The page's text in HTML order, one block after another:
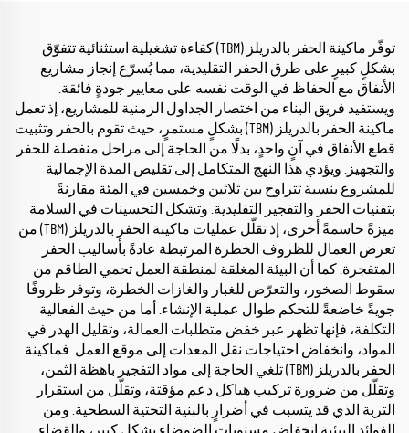
توفّر ماكينة الحفر بالدريلز (TBM) كفاءة تشغيلية استثنائية تتفوّق
بشكلٍ كبيرٍ على طرق الحفر التقليدية، مما يُسرّع إنجاز مشاريع
الأنفاق مع الحفاظ في الوقت نفسه على معايير جودةٍ فائقة.
ويستفيد فريق البناء من اختصار الجداول الزمنية للمشاريع، إذ تعمل
ماكينة الحفر بالدريلز (TBM) بشكلٍ مستمرٍ، حيث تقوم بالحفر وتثبيت
قطع الأنفاق في آنٍ واحدٍ، بدلًا من الحاجة إلى مراحل منفصلة للحفر
والتجهيز. ويؤدي هذا النهج المتكامل إلى تقليص المدة الإجمالية
للمشروع بنسبة تتراوح بين ثلاثين وخمسين في المئة مقارنةً
بتقنيات الحفر والتفجير التقليدية. وتشكل التحسينات في السلامة
ميزةً حاسمةً أخرى، إذ تقلّل عمليات ماكينة الحفر بالدريلز (TBM) من
تعرض العمال للظروف الخطرة المرتبطة عادةً بأساليب الحفر
المتفجرة. كما أن البيئة المغلقة لمنطقة العمل تحمي الطاقم من
سقوط الصخور، والتعرّض للغبار والغازات الخطرة، وتوفر ظروفًا
جويةً خاضعةً للتحكم طوال عملية الإنشاء. أما من حيث الفعالية
التكلفة، فإنها تظهر عبر خفض متطلبات العمالة، وتقليل الهدر في
المواد، وانخفاض احتياجات نقل المعدات إلى موقع العمل. فماكينة
الحفر بالدريلز (TBM) تلغي الحاجة إلى مواد التفجير باهظة الثمن،
وتقلّل من ضرورة تركيب هياكل دعم مؤقتة، وتقلّل من استقرار
التربة الذي قد يتسبب في أضرارٍ بالبنية التحتية السطحية. ومن